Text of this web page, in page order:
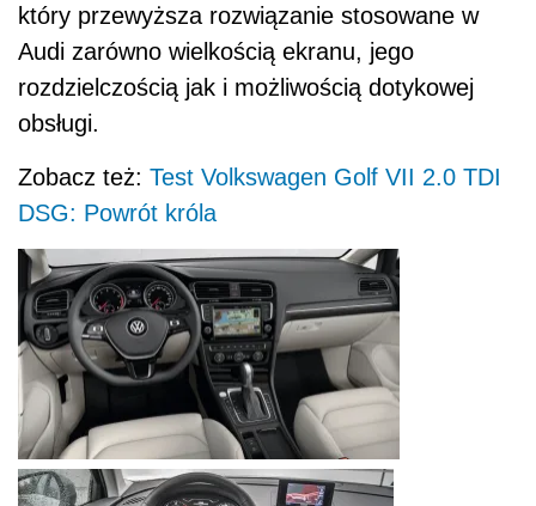
który przewyższa rozwiązanie stosowane w
Audi zarówno wielkością ekranu, jego
rozdzielczością jak i możliwością dotykowej
obsługi.
Zobacz też: Test Volkswagen Golf VII 2.0 TDI
DSG: Powrót króla